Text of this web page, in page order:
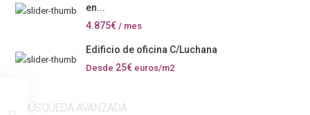
en...
4.875€ / mes
Edificio de oficina C/Luchana
Desde 25€ euros/m2
BÚSQUEDA AVANZADA